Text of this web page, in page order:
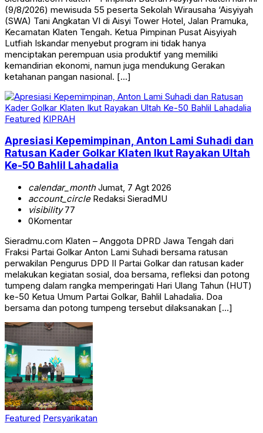
(9/8/2026) mewisuda 55 peserta Sekolah Wirausaha ‘Aisyiyah
(SWA) Tani Angkatan VI di Aisyi Tower Hotel, Jalan Pramuka,
Kecamatan Klaten Tengah. Ketua Pimpinan Pusat Aisyiyah
Lutfiah Iskandar menyebut program ini tidak hanya
menciptakan perempuan usia produktif yang memiliki
kemandirian ekonomi, namun juga mendukung Gerakan
ketahanan pangan nasional. […]
Featured KIPRAH
Apresiasi Kepemimpinan, Anton Lami Suhadi dan
Ratusan Kader Golkar Klaten Ikut Rayakan Ultah
Ke-50 Bahlil Lahadalia
calendar_monthJumat, 7 Agt 2026
account_circleRedaksi SieradMU
visibility77
0Komentar
Sieradmu.com Klaten – Anggota DPRD Jawa Tengah dari
Fraksi Partai Golkar Anton Lami Suhadi bersama ratusan
perwakilan Pengurus DPD II Partai Golkar dan ratusan kader
melakukan kegiatan sosial, doa bersama, refleksi dan potong
tumpeng dalam rangka memperingati Hari Ulang Tahun (HUT)
ke-50 Ketua Umum Partai Golkar, Bahlil Lahadalia. Doa
bersama dan potong tumpeng tersebut dilaksanakan […]
Featured Persyarikatan